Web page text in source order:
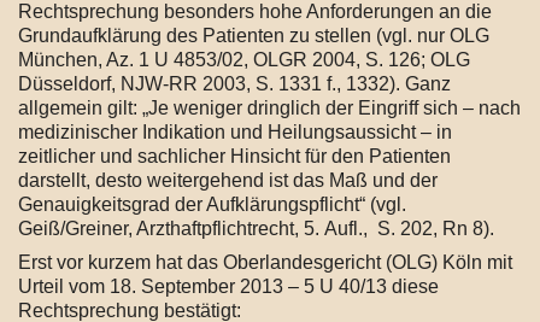
Rechtsprechung besonders hohe Anforderungen an die
Grundaufklärung des Patienten zu stellen (vgl. nur OLG
München, Az. 1 U 4853/02, OLGR 2004, S. 126; OLG
Düsseldorf, NJW-RR 2003, S. 1331 f., 1332). Ganz
allgemein gilt: „Je weniger dringlich der Eingriff sich – nach
medizinischer Indikation und Heilungsaussicht – in
zeitlicher und sachlicher Hinsicht für den Patienten
darstellt, desto weitergehend ist das Maß und der
Genauigkeitsgrad der Aufklärungspflicht“ (vgl.
Geiß/Greiner, Arzthaftpflichtrecht, 5. Aufl., S. 202, Rn 8).
Erst vor kurzem hat das Oberlandesgericht (OLG) Köln mit
Urteil vom 18. September 2013 – 5 U 40/13 diese
Rechtsprechung bestätigt: